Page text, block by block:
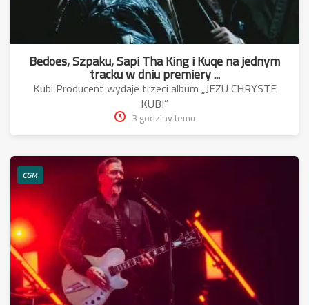
Bedoes, Szpaku, Sapi Tha King i Kuqe na jednym
tracku w dniu premiery ...
Kubi Producent wydaje trzeci album „JEZU CHRYSTE
KUBI”
3 godziny temu
CGM